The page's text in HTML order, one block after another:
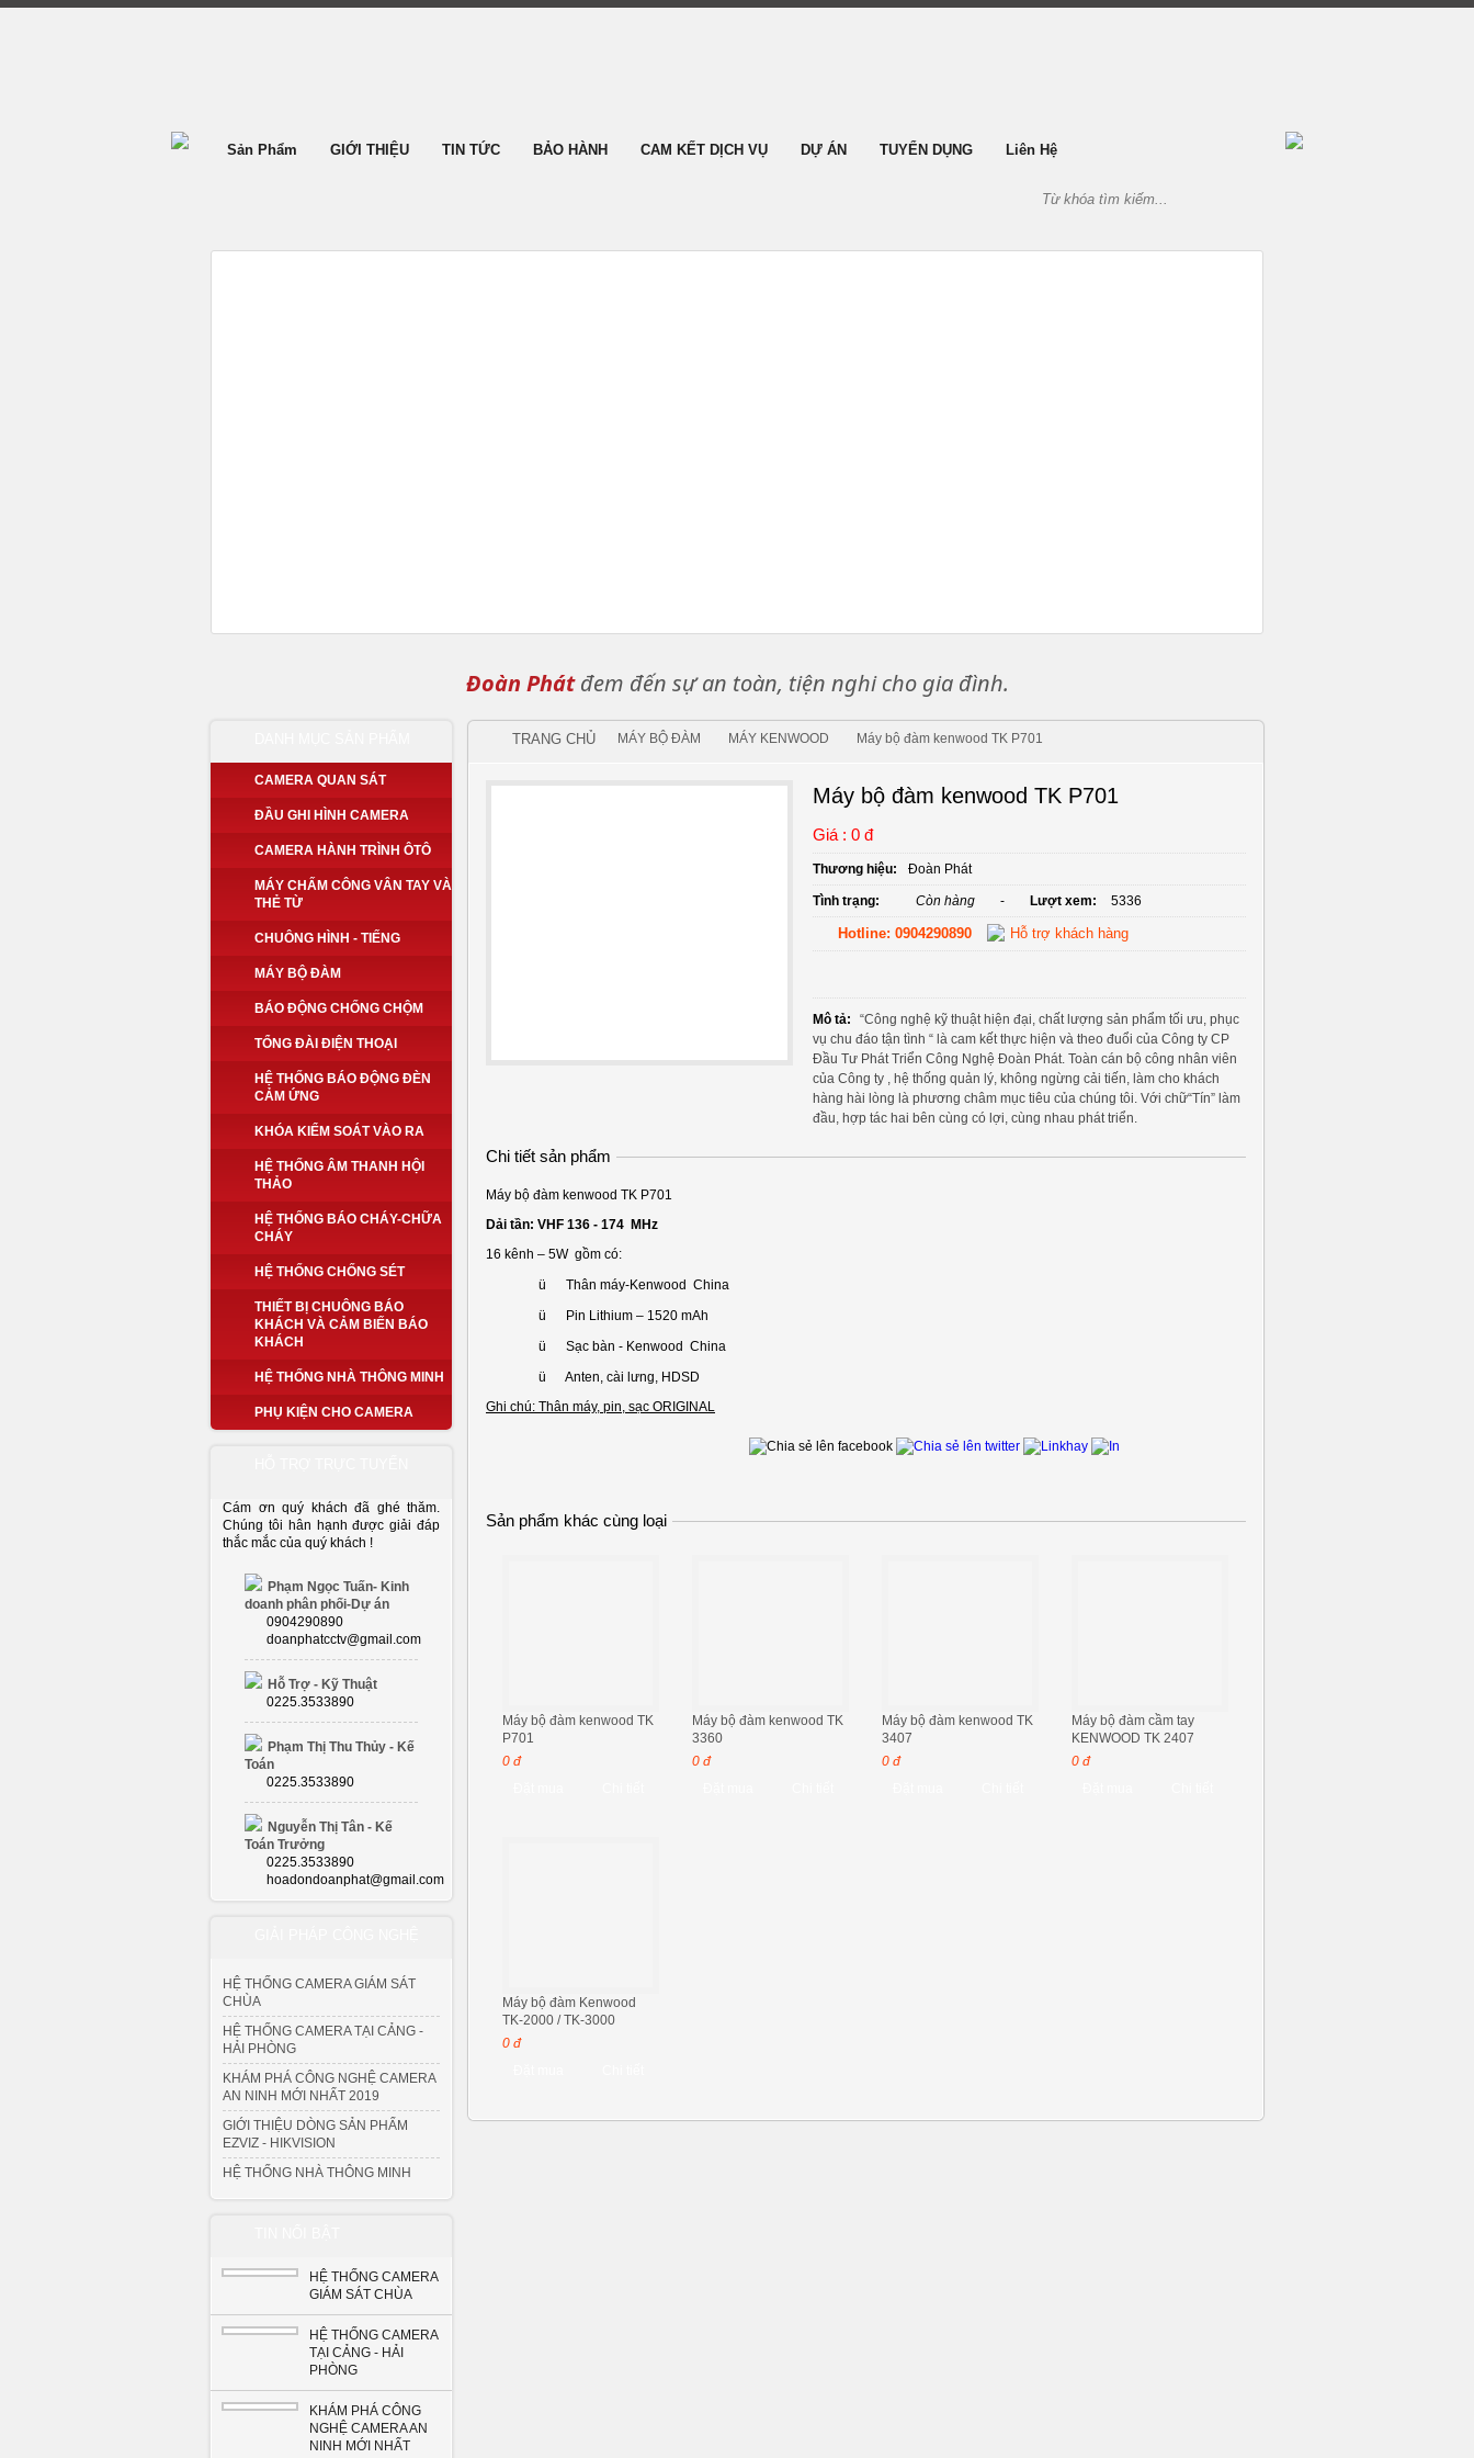
Sản Phẩm GIỚI THIỆU TIN TỨC BẢO HÀNH CAM KẾT DỊCH VỤ DỰ ÁN TUYỂN DỤNG Liên Hệ
Đoàn Phátđem đến sự an toàn, tiện nghi cho gia đình.
CAMERA QUAN SÁT
ĐẦU GHI HÌNH CAMERA
CAMERA HÀNH TRÌNH ÔTÔ
MÁY CHẤM CÔNG VÂN TAY VÀ
THẺ TỪ
CHUÔNG HÌNH - TIẾNG
MÁY BỘ ĐÀM
BÁO ĐỘNG CHỐNG CHỘM
TỔNG ĐÀI ĐIỆN THOẠI
HỆ THỐNG BÁO ĐỘNG ĐÈN
CẢM ỨNG
KHÓA KIỂM SOÁT VÀO RA
HỆ THỐNG ÂM THANH HỘI
THẢO
HỆ THỐNG BÁO CHÁY-CHỮA
CHÁY
HỆ THỐNG CHỐNG SÉT
THIẾT BỊ CHUÔNG BÁO
KHÁCH VÀ CẢM BIẾN BÁO
KHÁCH
HỆ THỐNG NHÀ THÔNG MINH
PHỤ KIỆN CHO CAMERA
Cám ơn quý khách đã ghé thăm.
Chúng tôi hân hạnh được giải đáp
thắc mắc của quý khách !
Phạm Ngọc Tuấn- Kinh
doanh phân phối-Dự án
0904290890
doanphatcctv@gmail.com
Hỗ Trợ - Kỹ Thuật
0225.3533890
Phạm Thị Thu Thủy - Kế
Toán
0225.3533890
Nguyễn Thị Tân - Kế
Toán Trưởng
0225.3533890
hoadondoanphat@gmail.com
HỆ THỐNG CAMERA GIÁM SÁT
CHÙA
HỆ THỐNG CAMERA TẠI CẢNG -
HẢI PHÒNG
KHÁM PHÁ CÔNG NGHỆ CAMERA
AN NINH MỚI NHẤT 2019
GIỚI THIỆU DÒNG SẢN PHẨM
EZVIZ - HIKVISION
HỆ THỐNG NHÀ THÔNG MINH
HỆ THỐNG CAMERA
GIÁM SÁT CHÙA
HỆ THỐNG CAMERA
TẠI CẢNG - HẢI
PHÒNG
KHÁM PHÁ CÔNG
NGHỆ CAMERA AN
NINH MỚI NHẤT
TRANG CHỦ MÁY BỘ ĐÀM MÁY KENWOOD Máy bộ đàm kenwood TK P701
Máy bộ đàm kenwood TK P701
Giá : 0 đ
Thương hiệu: Đoàn Phát
Tình trạng: Còn hàng - Lượt xem: 5336
Hotline: 0904290890 Hỗ trợ khách hàng
Mô tả:
“Công nghệ kỹ thuật hiện đại, chất lượng sản phẩm tối ưu, phục
vụ chu đáo tận tình “ là cam kết thực hiện và theo đuổi của Công ty CP
Đầu Tư Phát Triển Công Nghệ Đoàn Phát. Toàn cán bộ công nhân viên
của Công ty , hệ thống quản lý, không ngừng cải tiến, làm cho khách
hàng hài lòng là phương châm mục tiêu của chúng tôi. Với chữ“Tín” làm
đầu, hợp tác hai bên cùng có lợi, cùng nhau phát triển.
Chi tiết sản phẩm
Máy bộ đàm kenwood TK P701
Dải tần: VHF 136 - 174 MHz
16 kênh – 5W gồm có:
ü Thân máy-Kenwood China
ü Pin Lithium – 1520 mAh
ü Sạc bàn - Kenwood China
ü Anten, cài lưng, HDSD
Ghi chú: Thân máy, pin, sạc ORIGINAL
Sản phẩm khác cùng loại
Máy bộ đàm kenwood TK
P701
0 đ
Máy bộ đàm kenwood TK
3360
0 đ
Máy bộ đàm kenwood TK
3407
0 đ
Máy bộ đàm cầm tay
KENWOOD TK 2407
0 đ
Máy bộ đàm Kenwood
TK-2000 / TK-3000
0 đ